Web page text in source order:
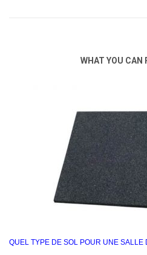
WHAT YOU CAN
QUEL TYPE DE SOL POUR UNE SALLE